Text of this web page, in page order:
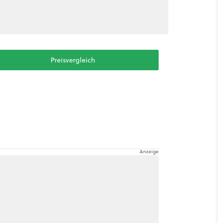
Preisvergleich